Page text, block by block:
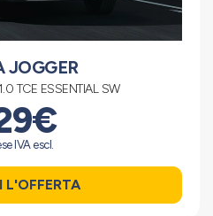
JOGGER
TCE ESSENTIAL SW
IVA escl.
L'OFFERTA